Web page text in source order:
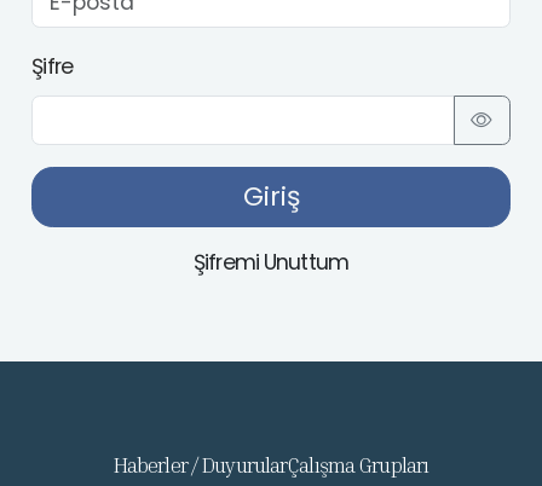
Şifre
Giriş
Şifremi Unuttum
Haberler / DuyurularÇalışma Grupları